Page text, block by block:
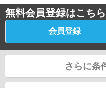
無料会員登録はこちら
会員登録
さらに条